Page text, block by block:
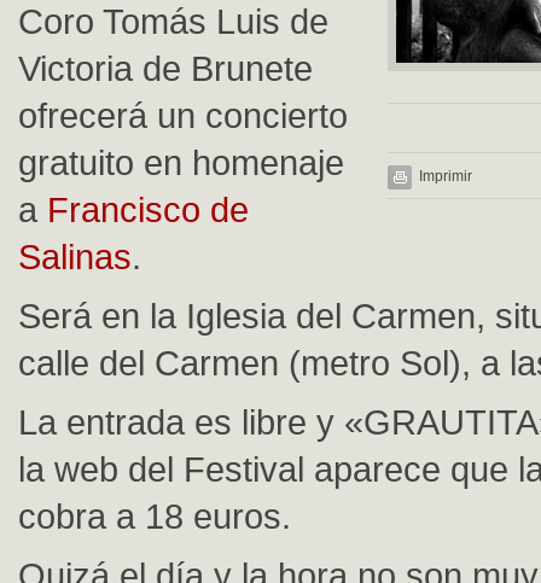
Imprimir
Coro Tomás Luis de
Victoria de Brunete
ofrecerá un concierto
gratuito en homenaje
a Francisco de
Salinas.
Será en la Iglesia del Carmen,
calle del Carmen (metro Sol), a
La entrada es libre y
la web del Festival aparece que
cobra a 18 euros.